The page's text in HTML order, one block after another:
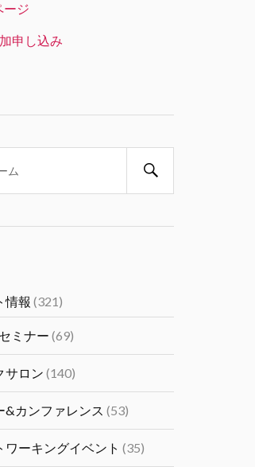
2025
成AI時代のデータサイエンス
1 1 Twitter
シリコンバレー発のエンジ
6PM(PST) 変革の波を乗り
レー
宏亮氏をお迎えし、ベイエリ
前線で活躍するデータサイエ
ストの視点の目線から語っ
コンバレーｘ日本なセミナ
4 Twitter
シリコンバレー発のエンジ
ージ
申し込み
情報 (321)
ミナー (69)
サロン (140)
&カンファレンス (53)
ワーキングイベント (35)